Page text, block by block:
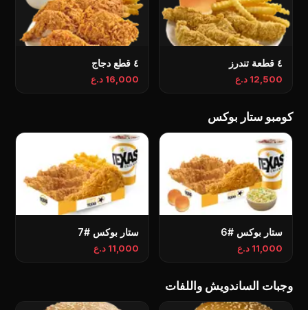
٤ قطعة تندرز
12,500 د.ع
٤ قطع دجاج
16,000 د.ع
كومبو ستار بوكس
ستار بوكس #6
11,000 د.ع
ستار بوكس #7
11,000 د.ع
وجبات الساندويش واللفات